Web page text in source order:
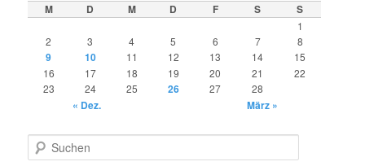
M D M D F S S
1
2
3 4 5 6 7 8
9 10 11 12 13 14
15
16
17 18 19 20 21
22
23
24 25 26 27 28
« Dez. März »
u